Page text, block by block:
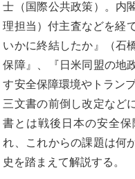
士（国際公共政策）。内
理担当）付主査などを経
いかに終結したか』（石
保障』、『日米同盟の地
す安全保障環境やトラン
三文書の前倒し改定など
書とは戦後日本の安全
れ、これからの課題は何
史を踏まえて解説する。